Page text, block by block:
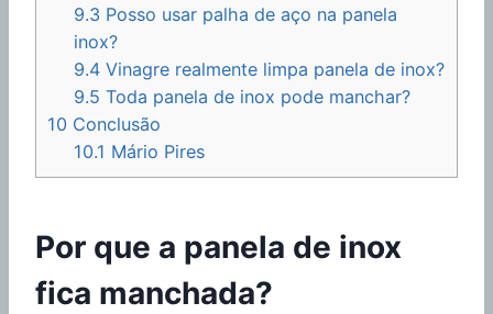
9.3 Posso usar palha de aço na panela
inox?
9.4 Vinagre realmente limpa panela de inox?
9.5 Toda panela de inox pode manchar?
10 Conclusão
10.1 Mário Pires
Por que a panela de inox
fica manchada?